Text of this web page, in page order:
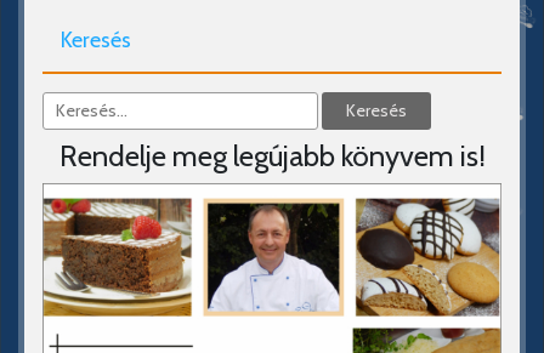
Keresés
Rendelje meg legújabb könyvem is!